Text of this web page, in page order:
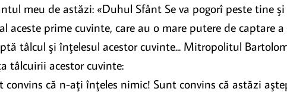
meu de astăzi: «Duhul Sfânt Se va pogorî peste tine
aceste prime cuvinte, care au o mare putere de
tâlcul şi înţelesul acestor cuvinte... Mitropolitul
tâlcuirii acestor cuvinte:
convins că n-aţi înţeles nimic! Sunt convins că astăzi